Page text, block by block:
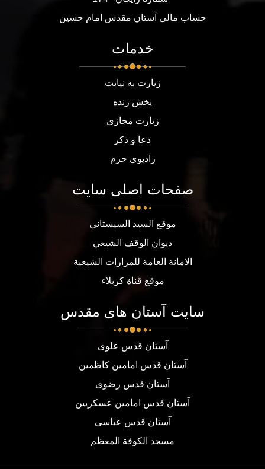
حساب مالی آستان مقدس امام حسین
خدمات
زیارت به نیابت
پخش زنده
زیارت مجازی
دعا و ذکر
رادیوی حرم
صفحات اصلی سایت
موقع السيد السيستاني
ديوان الوقف الشيعي
الامانة العامة للمزارات الشيعية
موقع قناة كربلاء
سایت آستان های مقدس
آستان قدس علوی
آستان قدس امامین کاظمین
آستان قدس رضوی
آستان قدس امامین عسکریین
آستان قدس عباسی
مسجد الكوفة المعظم